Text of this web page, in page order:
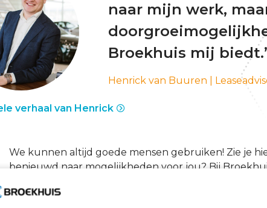
naar mijn werk,
Broekhuis mij
Henrick van Buuren |
verhaal van Henrick
We kunnen altijd goede mensen gebruiken! Zie je
benieuwd naar mogelijkheden voor jou? Bij
Commerciële functies